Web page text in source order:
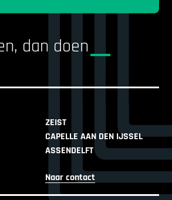
dan doen
ZEIST
CAPELLE AAN DEN IJSSEL
ASSENDELFT
Naar contact